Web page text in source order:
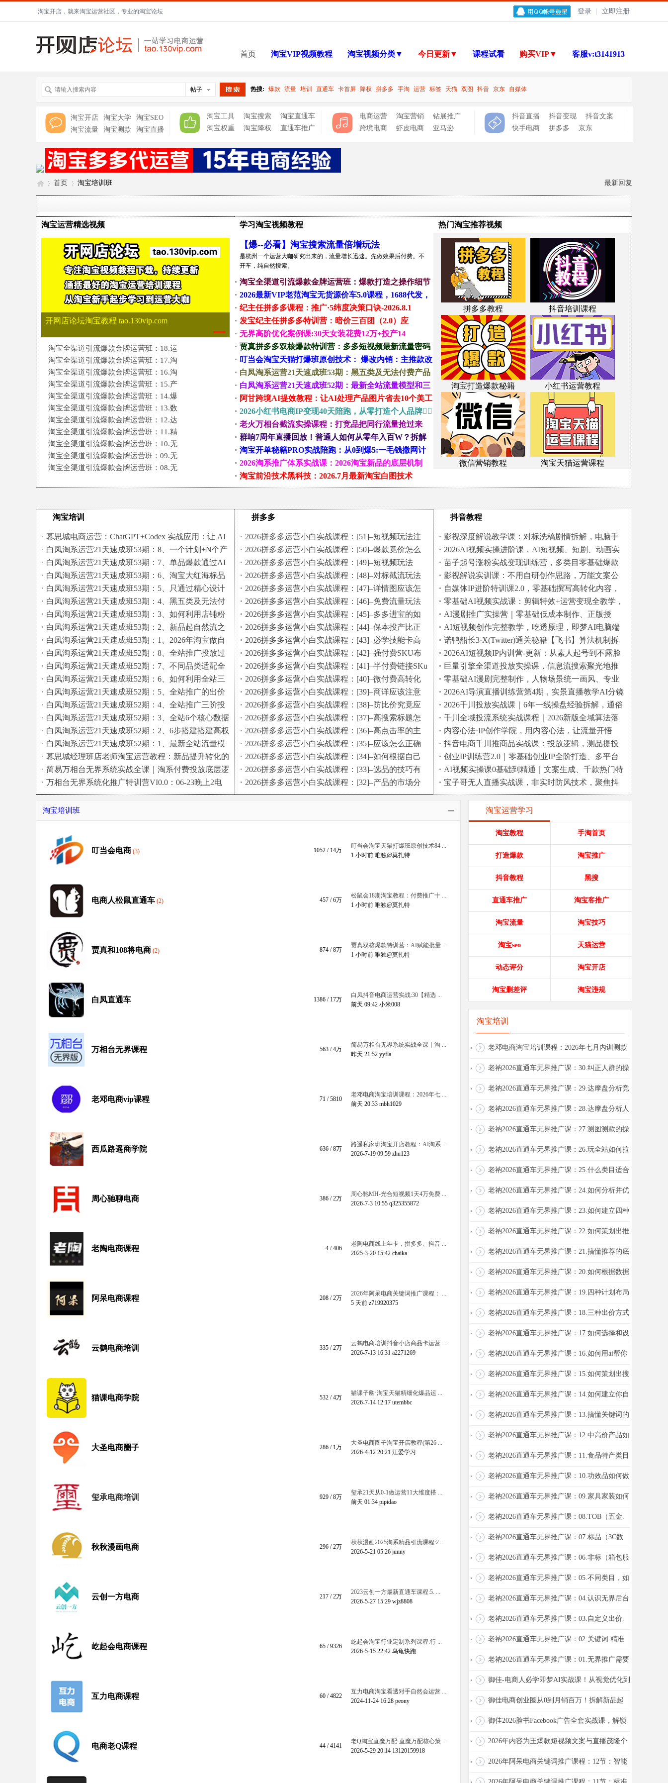
登录 立即注册
淘宝开店，就来淘宝运营社区，专业的淘宝论坛
首页 淘宝VIP视频教程 淘宝视频分类▼ 今日更新▼ 课程试看 购买VIP▼ 客服v:t3141913
帖子 热搜: 爆款 流量 培训 直通车 卡首屏 降权 拼多多 手淘 运营 标签 天猫 双图 抖音 京东 自媒体
淘宝开店 淘宝大学
淘宝SEO
淘宝流量
淘宝测款 淘宝直播
淘宝工具 淘宝搜索
淘宝直通车
淘宝权重
淘宝降权 直通车推广
电商运营 淘宝营销
钻展推广
跨境电商
虾皮电商 亚马逊
抖音直播 抖音变现
抖音文案
快手电商
拼多多 京东
最新回复
开
网
店
»
首页
›
淘宝培训班
淘宝运营精选视频
开网店论坛淘宝教程 tao.130vip.com
淘宝全渠道引流爆款金牌运营班：18.运
淘宝全渠道引流爆款金牌运营班：17.淘
淘宝全渠道引流爆款金牌运营班：16.淘
淘宝全渠道引流爆款金牌运营班：15.产
淘宝全渠道引流爆款金牌运营班：14.爆
淘宝全渠道引流爆款金牌运营班：13.数
淘宝全渠道引流爆款金牌运营班：12.达
淘宝全渠道引流爆款金牌运营班：11.精
淘宝全渠道引流爆款金牌运营班：10.无
淘宝全渠道引流爆款金牌运营班：09.无
淘宝全渠道引流爆款金牌运营班：08.无
学习淘宝视频教程
【爆--必看】淘宝搜索流量倍增玩法
是杭州一个运营大咖研究出来的，流量增长迅速。先做效果后付费。不
开车，纯自然搜索。
淘宝全渠道引流爆款金牌运营班：爆款打造之操作细节
2026
2026最新VIP老范淘宝无货源价车5.0课程，1688代发，
蓝海选品，零成本创业首选
纪主任拼多多课程：推广·5纬度决策口诀-2026.8.1
发宝纪主任拼多多特训营：暗价三百团（2.0）应
用-2026.7.30
无界高阶优化案例课:30天女装花费12万+投产14
贾真拼多多双核爆款特训营：多多短视频最新流量密码
+爆款公式2026.7.14
叮当会淘宝天猫打爆班原创技术： 爆改内销：主推款改
3000起
白凤淘系运营21天速成班53期：黑五类及无法付费产品
通过内容+词根+视频拿自然流
白凤淘系运营21天速成班52期：最新全站流量模型和三
层预分配机制
阿甘跨境AI提效教程：让AI处理产品图片省去10个美工
2026小红书电商IP变现40天陪跑，从零打造个人品牌
鞒探萄д撕旁擞&#65533;...
老火万相台截流实操课程：打竞品把同行流量抢过来
+强化标签
群响7周年直播回放！普通人如何从零年入百W？拆解
大厂、草根、实体多赛道创业变现玩法
淘宝开单秘籍PRO实战陪跑：从0到爆5:一毛钱撒网计
划-引流测款成交一条龙2026.7.10
2026淘系推广体系实战课：2026淘宝新品的底层机制
淘宝前沿技术黑科技：2026.7月最新淘宝白图技术
热门淘宝推荐视频
拼多多教程 抖音培训课程
淘宝打造爆款秘籍 小红书运营教程
微信营销教程 淘宝天猫运营课程
淘宝培训
幕思城电商运营：ChatGPT+Codex 实战应用：让 AI
帮你操作电脑2026.7
白凤淘系运营21天速成班53期：8、一个计划+N个产
品+双逻辑全店动销自然流玩法
白凤淘系运营21天速成班53期：7、单品爆款通过AI
裂变+营销托管矩阵起自然流
白凤淘系运营21天速成班53期：6、淘宝大红海标品
通过五步公式起自然流玩法
白凤淘系运营21天速成班53期：5、只通过精心设计
的买家秀就能起链接（可复制）
白凤淘系运营21天速成班53期：4、黑五类及无法付
费产品通过内容+词根+视频拿自然流
白凤淘系运营21天速成班53期：3、如何利用店铺粉
丝+会员运营带动店铺免费流量
白凤淘系运营21天速成班53期：2、新品起自然流之
前如何做基础数据和人群标签？
白凤淘系运营21天速成班53期：1、2026年淘宝做自
然流之前必须要先做的3件事情
白凤淘系运营21天速成班52期：8、全站推广投放过
程中常见的五个坑和解决办法
白凤淘系运营21天速成班52期：7、不同品类适配全
站三阶暴力玩法的投放策略
白凤淘系运营21天速成班52期：6、如何利用全站三
阶暴力打造新款全流程
白凤淘系运营21天速成班52期：5、全站推广的出价
模式+辅助工具使用技巧
白凤淘系运营21天速成班52期：4、全站推广三阶投
放节奏和数据变化信号
白凤淘系运营21天速成班52期：3、全站6个核心数据
在三阶中不同应对策略
白凤淘系运营21天速成班52期：2、6步搭建搭建高权
重全站推广计划，拒绝空烧
白凤淘系运营21天速成班52期：1、最新全站流量模
型和三层预分配机制
幕思城经理班店老师淘宝运营教程：新品提升转化的
策略2026.7.14
简易万相台无界系统实战全课｜淘系付费投放底层逻
辑、场景化搭建、人群优化、投产...
万相台无界系统化推广特训营VI0.0：06-23晚上2电
商动销与爆款打造策略
拼多多
2026拼多多运营小白实战课程：[51]–短视频玩法注
意事项
2026拼多多运营小白实战课程：[50]–爆款竟价怎么
玩
2026拼多多运营小白实战课程：[49]–短视频玩法
2026拼多多运营小白实战课程：[48]–对标截流玩法
2026拼多多运营小白实战课程：[47]–详情图应该怎
么做
2026拼多多运营小白实战课程：[46]–免费流量玩法
2026拼多多运营小白实战课程：[45]–多多进宝的如
何正确设置
2026拼多多运营小白实战课程：[44]–保本投产比正
确的计算方式
2026拼多多运营小白实战课程：[43]–必学技能卡高
投产
2026拼多多运营小白实战课程：[42]–强付费SKU布
局
2026拼多多运营小白实战课程：[41]–半付费链接SKu
布局
2026拼多多运营小白实战课程：[40]–微付费高转化
的SKU布局
2026拼多多运营小白实战课程：[39]–商详应该注意
什么
2026拼多多运营小白实战课程：[38]–防比价究竟应
该怎么做
2026拼多多运营小白实战课程：[37]–高搜索标题怎
么做
2026拼多多运营小白实战课程：[36]–高点击率的主
图怎么做
2026拼多多运营小白实战课程：[35]–应该怎么正确
寻找对标链接
2026拼多多运营小白实战课程：[34]–如何根据自己
的产品来确定玩法
2026拼多多运营小白实战课程：[33]–选品的技巧有
哪些
2026拼多多运营小白实战课程：[32]–产品的市场分
析
抖音教程
影视深度解说教学课：对标洗稿剧情拆解，电脑手
机双端剪辑成片发布全流程
2026AI视频实操进阶课，AI短视频、短剧、动画实
操创作，每个人的零基础进阶ai课
苗子起号涨粉实战变现训练营，多类目零基础爆款
起号、精准起号节奏
影视解说实训课：不用自研创作思路，万能文案公
式直接套用，搭配全套剪辑教程
自媒体IP进阶特训课2.0，零基础撰写高转化内容，
筛选优质创业，补齐变现短板盘活..
零基础AI视频实战课：剪辑特效+运营变现全教学，
入门到精通AI视频全流程
AI漫剧推广实操营｜零基础低成本制作、正版授
权、爆款剧本、剪辑运镜全变现实战课
AI短视频创作完整教学，吃透原理，即梦AI电脑端
实操演示，快速产出优质内容
诺鸭船长3·X(Twitter)通关秘籍【飞书】算法机制拆
解及爆款内容生产SOP
2026AI短视频IP内训营-更新：从素人起号到不露脸
带货，3天起号全流程拆解
巨量引擎全渠道投放实操课，信息流搜索聚光地推
全覆盖，落地页企微私信引流全套教学
零基础AI漫剧完整制作，人物场景统一画风、专业
影视运镜、多帧动态生成
2026AI导演直播训练营第4期，实景直播教学AI分镜
视听语言，广告短剧MV实战
2026千川投放实战课｜6年一线操盘经验拆解，通俗
讲解全域投放，吃透商品卡放量技巧
千川全域投流系统实战课程｜2026新版全域算法落
地、叠投抢量核心打法
内容心法·IP创作学院，用内容心法，让流量开悟
抖音电商千川推商品实战课：投放逻辑，测品提投
产，根治投流疑难
创业IP训练营2.0｜零基础创业IP全阶打造、多平台
矩阵精准引流、高转化内容写作
AI视频实操课0基础到精通｜文案生成、千款热门特
效剪辑、带货起号、直播流量拉升
宝子哥无人直播实战课，非实时防风技术，聚焦抖
音快手等平台直播带货，轻松开启直...
淘宝培训班
叮当会电商 (3) 1052 / 14万
叮当会淘宝天猫打爆班原创技术84 ...
1 小时前 唯独@莫扎特
电商人松鼠直通车 (2) 457 /6万
松鼠会18期淘宝教程：付费推广十 ...
1 小时前 唯独@莫扎特
贾真和108将电商 (2) 874 /8万
贾真双核爆款特训营：AI赋能批量 ...
1 小时前 唯独@莫扎特
白凤直通车 1386 / 17万
白凤抖音电商运营实战:30【精选 ...
前天 09:42 小米008
万相台无界课程 563 /4万
简易万相台无界系统实战全课｜淘 ...
昨天 21:52 yyfla
老邓电商vip课程 71 / 5810
老邓电商淘宝培训课程：2026年七 ...
前天 20:33 mbh1029
西瓜路遥商学院 636 /8万
路遥私家班淘宝开店教程：AI淘系 ...
2026-7-19 09:59 zhu123
周心驰聊电商 386 /2万
周心驰MH-光合短视频1天4万免费 ...
2026-7-3 10:55 q325355872
老陶电商课程 4 / 406
老陶电商线上年卡，拼多多、抖音 ...
2025-3-20 15:42 chaika
阿呆电商课程 208 /2万
2026年阿呆电商关键词推广课程： ...
5 天前 z719920375
云鹤电商培训 335 /2万
云鹤电商培训抖音小店商品卡运营 ...
2026-7-13 16:31 a2271269
猫课电商学院 532 /4万
猫课子幽·淘宝天猫精细化爆品运 ...
2026-7-14 12:17 utembbc
大圣电商圈子 286 / 1万
大圣电商圈子淘宝开店教程(第26 ...
2026-4-12 20:21 江爱学习
玺承电商培训 929 /8万
玺承21天从0-1做运营11大维度搭 ...
前天 01:34 pipidao
秋秋漫画电商 296 /2万
秋秋漫画2025淘系精品引流课程:2 ...
2026-5-21 05:26 junny
云创一方电商 217 /2万
2023云创一方最新直通车课程:5. ...
2026-5-27 15:29 wjz8808
屹起会电商课程 65 / 9326
屹起会淘宝行业定制系列课程:行 ...
2026-5-15 22:42 乌龟快跑
互力电商课程 60 / 4822
互力电商淘宝看透对手自然会运营 ...
2024-11-24 16:28 peony
电商老Q课程 44 / 4141
老Q淘宝直魔万配-直魔万配核心策 ...
2026-5-29 20:14 13120159918
淘宝运营学习
淘宝教程 手淘首页
打造爆款 淘宝推广
抖音教程 黑搜
直通车推广 淘宝客推广
淘宝流量 淘宝技巧
淘宝seo 天猫运营
动态评分 淘宝开店
淘宝删差评 淘宝违规
淘宝培训
老邓电商淘宝培训课程：2026年七月内训测款
后如何拉升2026.7.7
老衲2026直通车无界推广课：30.纠正人群的操
作
老衲2026直通车无界推广课：29.达摩盘分析竞
争的操作
老衲2026直通车无界推广课：28.达摩盘分析人
群操作
老衲2026直通车无界推广课：27.测图测款的操
作
老衲2026直通车无界推广课：26.玩全站如何拉
新.收割.优化调车
老衲2026直通车无界推广课：25.什么类目适合
玩全站
老衲2026直通车无界推广课：24.如何分析并优
化数据
老衲2026直通车无界推广课：23.如何建立四种
类型的计划
老衲2026直通车无界推广课：22.如何策划出推
荐渠道的高点击率图
老衲2026直通车无界推广课：21.搞懂推荐的底
层逻辑
老衲2026直通车无界推广课：20.如何根据数据
调车
老衲2026直通车无界推广课：19.四种计划布局
如何建计划
老衲2026直通车无界推广课：18.三种出价方式
分别如何出价
老衲2026直通车无界推广课：17.如何选择和设
置你的精准人群
老衲2026直通车无界推广课：16.如何用ai帮你
出图
老衲2026直通车无界推广课：15.如何策划出搜
索渠道的高点击率车图
老衲2026直通车无界推广课：14.如何建立你自
己的词库
老衲2026直通车无界推广课：13.搞懂关键词的
底层逻辑
老衲2026直通车无界推广课：12.中高价产品如
何做推广
老衲2026直通车无界推广课：11.食品特产类目
如何做推广
老衲2026直通车无界推广课：10.功效品如何做
推广
老衲2026直通车无界推广课：09.家具家装如何
做推广
老衲2026直通车无界推广课：08.TOB（五金.
定制）如何做推广
老衲2026直通车无界推广课：07.标品（3C数
码，)如何做推广
老衲2026直通车无界推广课：06.非标（箱包服
饰）如何做推广
老衲2026直通车无界推广课：05.不同类目，如
何找到适合自己的推广布局？
老衲2026直通车无界推广课：04.认识无界后台
重要功能
老衲2026直通车无界推广课：03.自定义出价.
控成本.最大化.控投产底层逻辑和选择
老衲2026直通车无界推广课：02.关键词.精准
人群.全站.视频推广；如何选择？
老衲2026直通车无界推广课：01.无界推广需要
注意的事项
御佳-电商人必学即梦AI实战课！从视觉优化到
短视频量产，一键搞定店铺图文、视频、...
御佳电商创业圈从0到月销百万！拆解新品起
盘+全站推广+动销模型，中小卖家快速盈利
御佳2026脸书Facebook广告全套实战课，解锁
跨境广告稳定变现玩法
2026年内容为王爆款短视频文案与直播茂隆个
人IP线下课全套资料(价值4980)
2026年阿呆电商关键词推广课程：12节：智能
计划投产优化思路